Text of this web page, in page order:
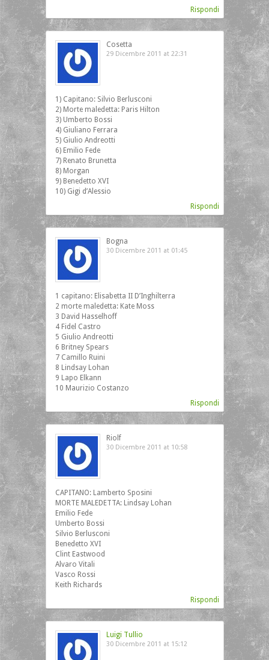
Rispondi
Cosetta
29 Dicembre 2011 at 22:31
1) Capitano: Silvio Berlusconi
2) Morte maledetta: Paris Hilton
3) Umberto Bossi
4) Giuliano Ferrara
5) Giulio Andreotti
6) Emilio Fede
7) Renato Brunetta
8) Morgan
9) Benedetto XVI
10) Gigi d’Alessio
Rispondi
Bogna
30 Dicembre 2011 at 01:45
1 capitano: Elisabetta II D’Inghilterra
2 morte maledetta: Kate Moss
3 David Hasselhoff
4 Fidel Castro
5 Giulio Andreotti
6 Britney Spears
7 Camillo Ruini
8 Lindsay Lohan
9 Lapo Elkann
10 Maurizio Costanzo
Rispondi
Riolf
30 Dicembre 2011 at 10:58
CAPITANO: Lamberto Sposini
MORTE MALEDETTA: Lindsay Lohan
Emilio Fede
Umberto Bossi
Silvio Berlusconi
Benedetto XVI
Clint Eastwood
Alvaro Vitali
Vasco Rossi
Keith Richards
Rispondi
Luigi Tullio
30 Dicembre 2011 at 15:12